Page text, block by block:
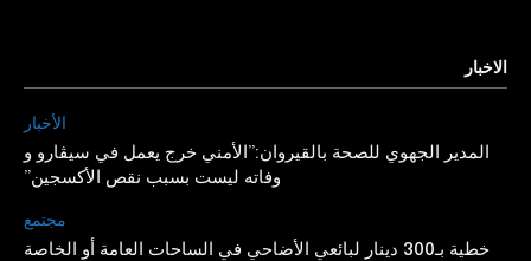
الاخبار
الأخبار
المدير الجهوي للصحة بالقيروان:”الأمني خرج يعمل في سيڤارو و
وفاته ليست بسبب نقص الأكسجين”
مجتمع
خطية بـ300 دينار لبائعي الأضاحي في الساحات العامة أو الخاصة